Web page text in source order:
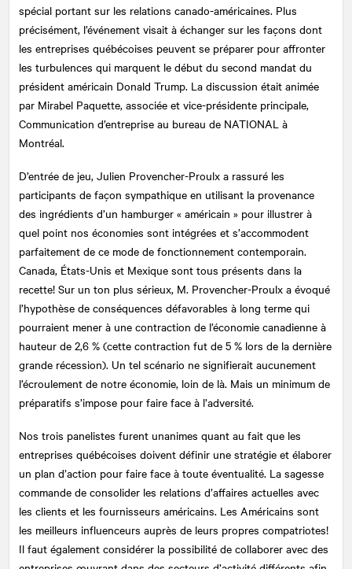
spécial portant sur les relations canado-américaines. Plus
précisément, l’événement visait à échanger sur les façons dont
les entreprises québécoises peuvent se préparer pour affronter
les turbulences qui marquent le début du second mandat du
président américain Donald Trump. La discussion était animée
par Mirabel Paquette, associée et vice-présidente principale,
Communication d’entreprise au bureau de NATIONAL à
Montréal.
D’entrée de jeu, Julien Provencher-Proulx a rassuré les
participants de façon sympathique en utilisant la provenance
des ingrédients d’un hamburger « américain » pour illustrer à
quel point nos économies sont intégrées et s’accommodent
parfaitement de ce mode de fonctionnement contemporain.
Canada, États-Unis et Mexique sont tous présents dans la
recette! Sur un ton plus sérieux, M. Provencher-Proulx a évoqué
l’hypothèse de conséquences défavorables à long terme qui
pourraient mener à une contraction de l’économie canadienne à
hauteur de 2,6 % (cette contraction fut de 5 % lors de la dernière
grande récession). Un tel scénario ne signifierait aucunement
l’écroulement de notre économie, loin de là. Mais un minimum de
préparatifs s’impose pour faire face à l’adversité.
Nos trois panelistes furent unanimes quant au fait que les
entreprises québécoises doivent définir une stratégie et élaborer
un plan d’action pour faire face à toute éventualité. La sagesse
commande de consolider les relations d’affaires actuelles avec
les clients et les fournisseurs américains. Les Américains sont
les meilleurs influenceurs auprès de leurs propres compatriotes!
Il faut également considérer la possibilité de collaborer avec des